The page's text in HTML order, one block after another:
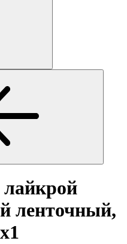
ленточный,
x1